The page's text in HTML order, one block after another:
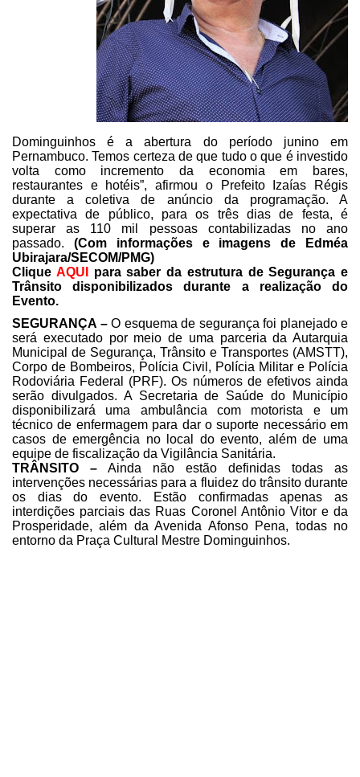
Dominguinhos é a abertura do período junino em
Pernambuco. Temos certeza de que tudo o que é investido
volta como incremento da economia em bares,
restaurantes e hotéis”, afirmou o Prefeito Izaías Régis
durante a coletiva de anúncio da programação. A
expectativa de público, para os três dias de festa, é
superar as 110 mil pessoas contabilizadas no ano
passado. (Com informações e imagens de Edméa
Ubirajara/SECOM/PMG)
Clique AQUI para saber da estrutura de Segurança e
Trânsito disponibilizados durante a realização do
Evento.
SEGURANÇA –O esquema de segurança foi planejado e
será executado por meio de uma parceria da Autarquia
Municipal de Segurança, Trânsito e Transportes (AMSTT),
Corpo de Bombeiros, Polícia Civil, Polícia Militar e Polícia
Rodoviária Federal (PRF). Os númerosde efetivos ainda
serão divulgados. A Secretaria de Saúde do Município
disponibilizará uma ambulância com motorista e um
técnico de enfermagem para dar o suporte necessário em
casos de emergência no local do evento, além de uma
equipe de fiscalização da Vigilância Sanitária.
TRÂNSITO – Ainda não estão definidas todas as
intervenções necessárias para a fluidez dotrânsito durante
os dias do evento. Estão confirmadas apenas as
interdições parciais das Ruas Coronel Antônio Vitor e da
Prosperidade, além da Avenida Afonso Pena, todas no
entorno da Praça Cultural Mestre Dominguinhos.